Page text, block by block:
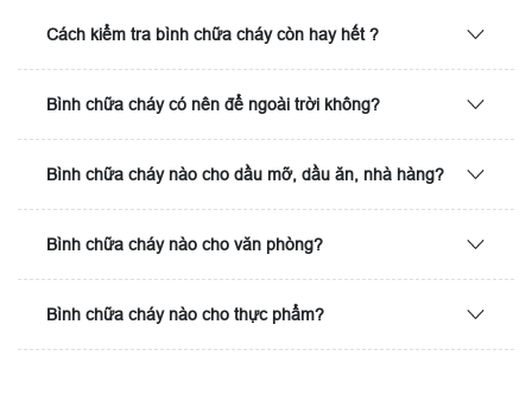
Cách kiểm tra bình chữa cháy còn hay hết ?
Bình chữa cháy có nên để ngoài trời không?
Bình chữa cháy nào cho dầu mỡ, dầu ăn, nhà hàng?
Bình chữa cháy nào cho văn phòng?
Bình chữa cháy nào cho thực phẩm?